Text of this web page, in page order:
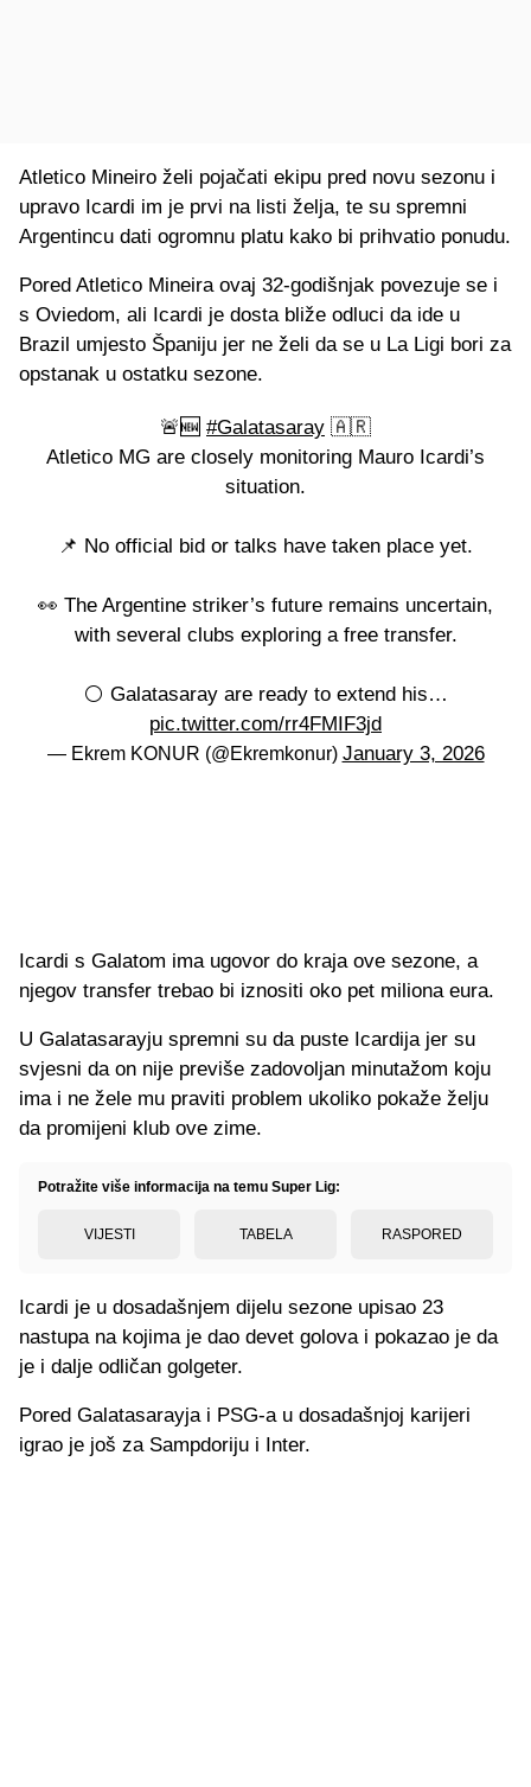
Atletico Mineiro želi pojačati ekipu pred novu sezonu i
upravo Icardi im je prvi na listi želja, te su spremni
Argentincu dati ogromnu platu kako bi prihvatio ponudu.
Pored Atletico Mineira ovaj 32-godišnjak povezuje se i
s Oviedom, ali Icardi je dosta bliže odluci da ide u
Brazil umjesto Španiju jer ne želi da se u La Ligi bori za
opstanak u ostatku sezone.
🚨🆕 #Galatasaray 🇦🇷
Atletico MG are closely monitoring Mauro Icardi’s
situation.
📌 No official bid or talks have taken place yet.
👀 The Argentine striker’s future remains uncertain,
with several clubs exploring a free transfer.
⚪️ Galatasaray are ready to extend his…
pic.twitter.com/rr4FMIF3jd
— Ekrem KONUR (@Ekremkonur) January 3, 2026
Icardi s Galatom ima ugovor do kraja ove sezone, a
njegov transfer trebao bi iznositi oko pet miliona eura.
U Galatasarayju spremni su da puste Icardija jer su
svjesni da on nije previše zadovoljan minutažom koju
ima i ne žele mu praviti problem ukoliko pokaže želju
da promijeni klub ove zime.
Potražite više informacija na temu Super Lig:
VIJESTI TABELA RASPORED
Icardi je u dosadašnjem dijelu sezone upisao 23
nastupa na kojima je dao devet golova i pokazao je da
je i dalje odličan golgeter.
Pored Galatasarayja i PSG-a u dosadašnjoj karijeri
igrao je još za Sampdoriju i Inter.